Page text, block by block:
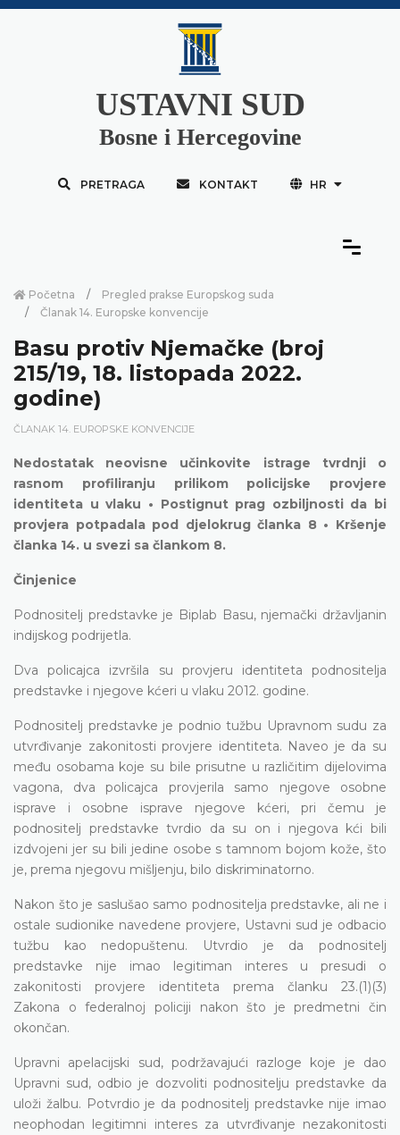
USTAVNI SUD
Bosne i Hercegovine
PRETRAGA KONTAKT HR
Početna
Pregled prakse Europskog suda
Članak 14. Europske konvencije
Basu protiv Njemačke (broj
215/19, 18. listopada 2022.
godine)
ČLANAK 14. EUROPSKE KONVENCIJE
Nedostatak neovisne učinkovite istrage tvrdnji o
rasnom profiliranju prilikom policijske provjere
identiteta u vlaku • Postignut prag ozbiljnosti da bi
provjera potpadala pod djelokrug članka 8 • Kršenje
članka 14. u svezi sa člankom 8.
Činjenice
Podnositelj predstavke je Biplab Basu, njemački državljanin
indijskog podrijetla.
Dva policajca izvršila su provjeru identiteta podnositelja
predstavke i njegove kćeri u vlaku 2012. godine.
Podnositelj predstavke je podnio tužbu Upravnom sudu za
utvrđivanje zakonitosti provjere identiteta. Naveo je da su
među osobama koje su bile prisutne u različitim dijelovima
vagona, dva policajca provjerila samo njegove osobne
isprave i osobne isprave njegove kćeri, pri čemu je
podnositelj predstavke tvrdio da su on i njegova kći bili
izdvojeni jer su bili jedine osobe s tamnom bojom kože, što
je, prema njegovu mišljenju, bilo diskriminatorno.
Nakon što je saslušao samo podnositelja predstavke, ali ne i
ostale sudionike navedene provjere, Ustavni sud je odbacio
tužbu kao nedopuštenu. Utvrdio je da podnositelj
predstavke nije imao legitiman interes u presudi o
zakonitosti provjere identiteta prema članku 23.(1)(3)
Zakona o federalnoj policiji nakon što je predmetni čin
okončan.
Upravni apelacijski sud, podržavajući razloge koje je dao
Upravni sud, odbio je dozvoliti podnositelju predstavke da
uloži žalbu. Potvrdio je da podnositelj predstavke nije imao
neophodan legitimni interes za utvrđivanje nezakonitosti